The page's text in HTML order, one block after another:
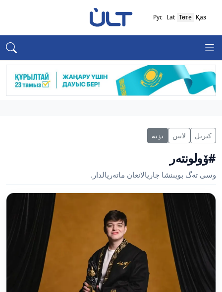
Қаз
Төте
Lat
Рус
كىرىل لاتىن تٶتە
#ۆولونتەر
وسى تەگ بويىنشا جاريالانعان ماتەريالدار.